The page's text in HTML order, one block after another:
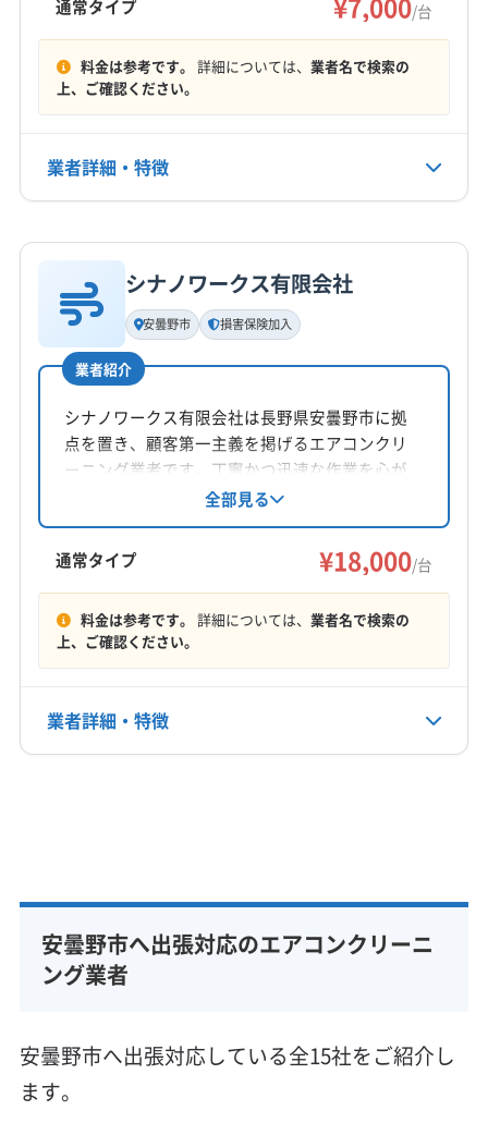
通常タイプ /台
料金は参考です。 詳細については、 業者名で検索の
上、ご確認ください。
業者詳細・特徴
基本情報
代表者名
所在地
長野県安曇野市三郷明盛2028-2 メゾン三郷2 号棟303
対応地域
松本市 大町市
北安曇郡松川村
北安曇郡池田町 北安曇郡白馬村
電話番号
非公開
シナノワークス有限会社
安曇野市 損害保険加入
業者紹介
シナノワークス有限会社は長野県安曇野市に拠
点を置き、顧客第一主義を掲げるエアコンクリ
ーニング業者です。丁寧かつ迅速な作業を心が
け、損害保険にも加入済み。訪問時の駐車代は
全額負担し、営業時間外の相談も可能です。
全部見る
通常タイプ ¥18,000/台
料金は参考です。 詳細については、 業者名で検索の
上、ご確認ください。
業者詳細・特徴
所在地
長野県安曇野市穂高有明1345-1
安曇野市 塩尻市 松本市 大町市
北安曇郡小谷村
安曇野市へ出張対応のエアコンクリーニ
ング業者
安曇野市へ出張対応している全15社をご紹介し
ます。